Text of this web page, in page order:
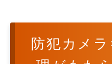
防犯カメ